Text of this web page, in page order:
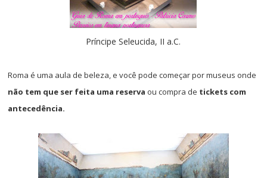
Príncipe Seleucida, II a.C.
Roma é uma aula de beleza, e você pode começar por museus onde
não tem que ser feita uma reserva ou compra de tickets com
antecedência.